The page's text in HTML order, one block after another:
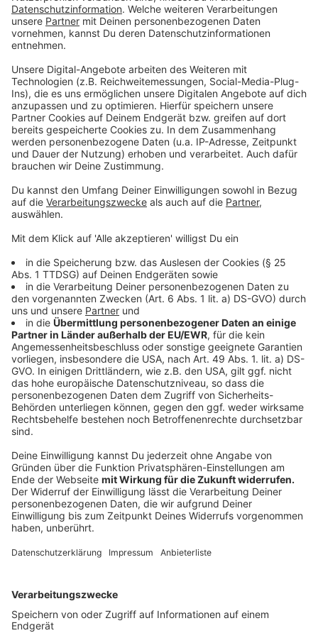
Nordrhein-Westfalens aus. Immerhin müssen die
Kabelnetzanbieter künftig Verträge mit jedem
einzelnen Mieter abschließen.
Warum wurde das überhaupt in die Wege geleitet?
Aufgrund des Nebenkostenprivilegs. Dies ist eine
Regelung von vor über 40 Jahren, als das
Kabelfernsehen aufkam. Dieses Privileg fällt nun weg,
wie Experte Jurran erklärt: "Der Grund dafür ist, dass
der Gesetzgeber ursprünglich seinerzeit mit diesem
Nebenkostenprivileg die Verbreitung von Kabel-TV-
Anschlüssen in Deutschland fördern wollte. Es darf
ohne Zweifel gesagt werden, dass es genug Kabel-
TV-Anschlüsse in Deutschland gibt und diese
Förderung daher nicht mehr notwendig ist."
Anzeige
Alternativen zum Kabelanschluss
Anzeige
Wer Fernsehen via Kabel abschaffen möchte, hat als
Mieterin oder Mieter genügend Alternativen:
Vermieter sein Okay geben, dass eine
Satellitenschüssel auf dem Balkon oder auf dem
Dach installiert werden darf. Zusätzlich bedarf es
einen Receiver.
Das digitale Antennenfernsehen DVB-T2. Die
kostenfrei empfangen, die privaten kosten extra -
Streaming - entweder über IP-TV oder diverse
oder sechs Euro an. Zum Teil ist zusätzliche